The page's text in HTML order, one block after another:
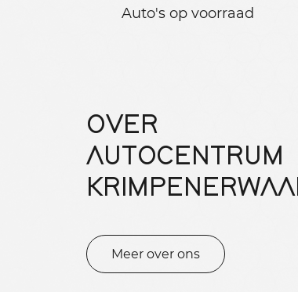
Auto's op voorraad
OVER
AUTOCENTRUM
Meer over ons